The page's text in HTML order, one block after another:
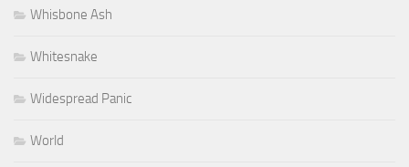
Whisbone Ash
Whitesnake
Widespread Panic
World